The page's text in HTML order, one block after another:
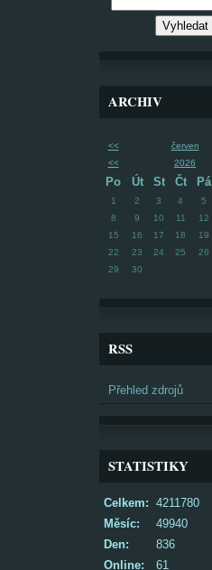
ARCHIV
<< červen
<<
2026
Po Út St Čt Pá
1 2 3 4 5
8
9 10 11 12
15
16 17 18 19
22
23 24 25 26
29
30
RSS
Přehled zdrojů
STATISTIKY
Online: 61
Celkem: 4211780
Měsíc:
49940
Den:
836